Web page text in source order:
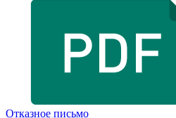
Отказное письмо